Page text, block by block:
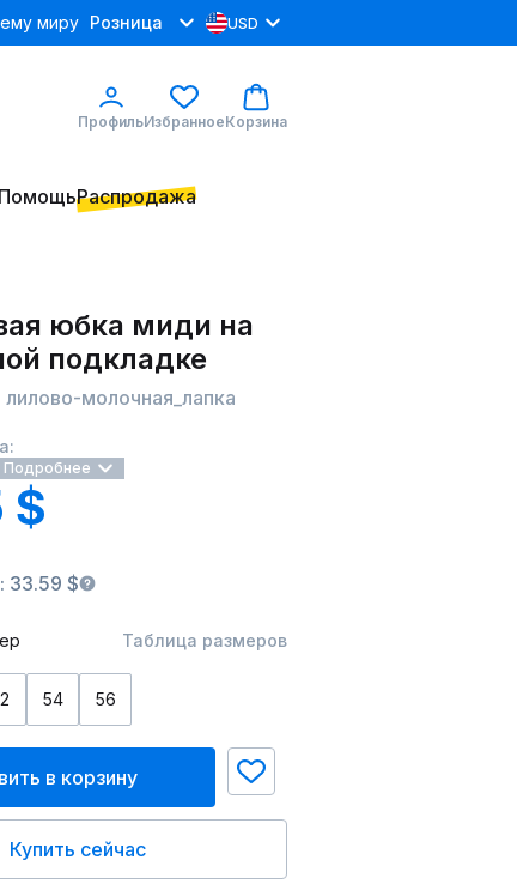
миру Розница USD
ПрофильИзбранноеКорзина
ПомощьРаспродажа
юбка миди на
подкладке
молочная_лапка
Подробнее
$
33.59 $
Таблица размеров
54 56
в корзину
Купить сейчас